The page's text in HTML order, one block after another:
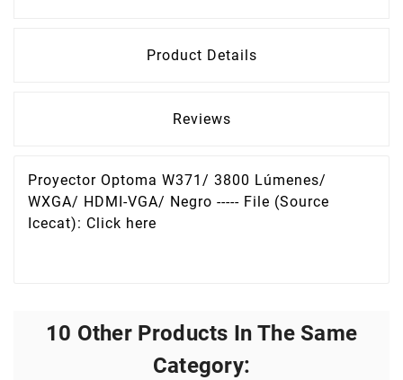
Product Details
Reviews
Proyector Optoma W371/ 3800 Lúmenes/
WXGA/ HDMI-VGA/ Negro ----- File (Source
Icecat): Click here
10 Other Products In The Same
Category: